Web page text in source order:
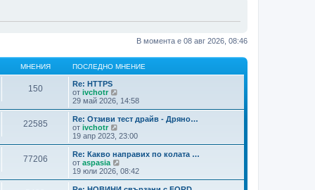
В момента е 08 авг 2026, 08:46
МНЕНИЯ ПОСЛЕДНО МНЕНИЕ
150
Re: HTTPS
от ivchotr
и
ж
п
с
д
н
и
29 май 2026, 14:58
22585
Re: Отзиви тест драйв - Дряно…
от ivchotr
и
ж
п
о
с
е
19 апр 2023, 23:00
77206
Re: Какво направих по колата …
от aspasia
и
ж
п
19 юли 2026, 08:42